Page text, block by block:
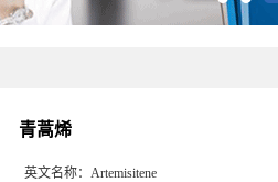
青蒿烯
英文名称： Artemisitene